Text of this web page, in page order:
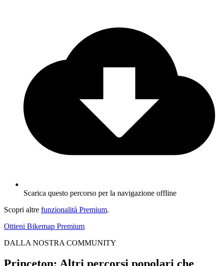
Scarica questo percorso per la navigazione offline
Scopri altre funzionalità Premium.
Ottieni Bikemap Premium
DALLA NOSTRA COMMUNITY
Princeton: Altri percorsi popolari che